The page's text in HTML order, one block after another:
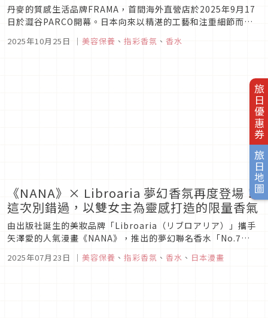
旅日優惠券
旅日地圖
丹麥的質感生活品牌FRAMA，首間海外直營店於2025年9月17
日於澀谷PARCO開幕。日本向來以精湛的工藝和注重細節而聞
進出就選擇日本澀谷PARCO為起點。澀谷PARCO店首批進駐的
2025年10月25日 ｜ 美容保養 、 指彩香氛 、 香水
《NANA》× Libroaria 夢幻香氛再度登場！
這次別錯過，以雙女主為靈感打造的限量香氣
由出版社誕生的美妝品牌「Libroaria（リブロアリア）」攜手
矢澤愛的人氣漫畫《NANA》，推出的夢幻聯名香水「No.7
香水於2025年春季首度亮相時便引發熱烈話題，瞬間完售，成
2025年07月23日 ｜ 美容保養 、 指彩香氛 、 香水 、 日本漫畫